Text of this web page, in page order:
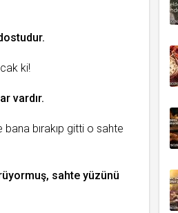
ki!
vardır.
bana bırakıp gitti o sahte
sahte yüzünü